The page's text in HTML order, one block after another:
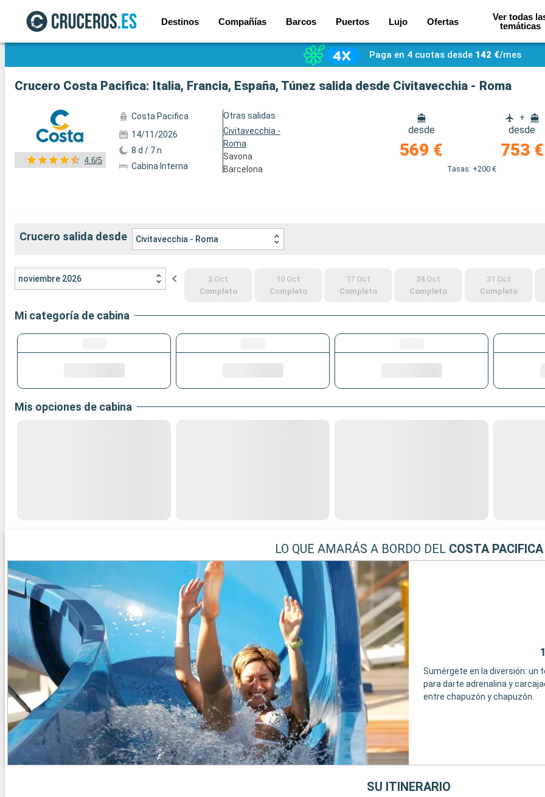
Destinos Compañías Barcos Puertos Lujo Ofertas
Ver todas
temáticas
Ver las 68 fotos
Paga en 4 cuotas desde 142 €/mes
Crucero Costa Pacifica: Italia, Francia, España, Túnez salida desde Civitavecchia - Roma
4.6/5
Costa Pacifica
14/11/2026
8 d / 7 n
Cabina Interna
Otras salidas
Civitavecchia -
Roma
Savona
Barcelona
desde
569 €
+
desde
753 €
Tasas: +200 €
Crucero salida desde Civitavecchia - Roma
noviembre 2026
3 Oct
Completo
10 Oct
Completo
17 Oct
Completo
24 Oct
Completo
31 Oct
Completo
Mi categoría de cabina
Mis opciones de cabina
LO QUE AMARÁS A BORDO DEL COSTA PACIFICA
Sumérgete en la diversión: un
para darte adrenalina y
entre chapuzón y chapuzón.
SU ITINERARIO